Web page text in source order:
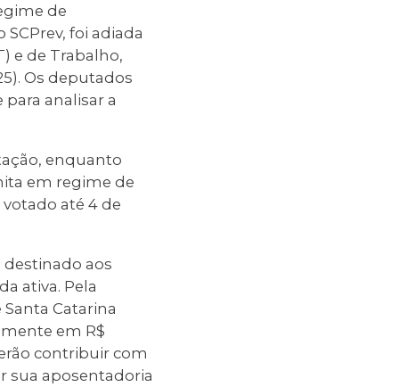
de
foi adiada
e de Trabalho,
Os deputados
analisar a
enquanto
em regime de
até 4 de
destinado aos
ativa. Pela
Catarina
em R$
contribuir com
sua aposentadoria